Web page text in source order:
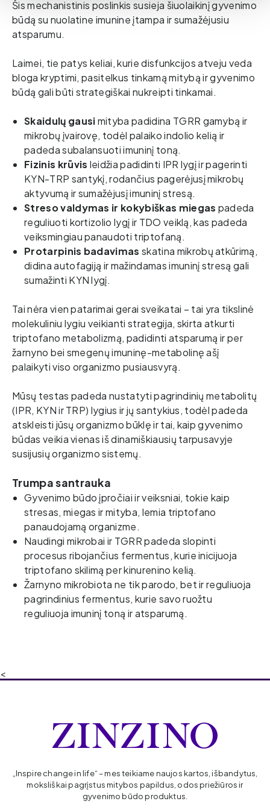
Šis mechanistinis poslinkis susieja šiuolaikinį gyvenimo
būdą su nuolatine imunine įtampa ir sumažėjusiu
atsparumu.
Laimei, tie patys keliai, kurie disfunkcijos atveju veda
bloga kryptimi, pasitelkus tinkamą mitybą ir gyvenimo
būdą gali būti strategiškai nukreipti tinkamai.
Skaidulų gausi mityba padidina TGRR gamybą ir
mikrobų įvairovę, todėl palaiko indolio kelią ir
padeda subalansuoti imuninį toną.
Fizinis krūvis leidžia padidinti IPR lygį ir pagerinti
KYN-TRP santykį, rodančius pagerėjusį mikrobų
aktyvumą ir sumažėjusį imuninį stresą.
Streso valdymas ir kokybiškas miegas padeda
reguliuoti kortizolio lygį ir TDO veiklą, kas padeda
veiksmingiau panaudoti triptofaną.
Protarpinis badavimas skatina mikrobų atkūrimą,
didina autofagiją ir mažindamas imuninį stresą gali
sumažinti KYN lygį.
Tai nėra vien patarimai gerai sveikatai – tai yra tikslinė
molekuliniu lygiu veikianti strategija, skirta atkurti
triptofano metabolizmą, padidinti atsparumą ir per
žarnyno bei smegenų imuninę-metabolinę ašį
palaikyti viso organizmo pusiausvyrą.
Mūsų testas padeda nustatyti pagrindinių metabolitų
(IPR, KYN ir TRP) lygius ir jų santykius, todėl padeda
atskleisti jūsų organizmo būklę ir tai, kaip gyvenimo
būdas veikia vienas iš dinamiškiausių tarpusavyje
susijusių organizmo sistemų.
Trumpa santrauka
Gyvenimo būdo įpročiai ir veiksniai, tokie kaip
stresas, miegas ir mityba, lemia triptofano
panaudojamą organizme.
Naudingi mikrobai ir TGRR padeda slopinti
procesus ribojančius fermentus, kurie inicijuoja
triptofano skilimą per kinurenino kelią.
Žarnyno mikrobiota ne tik parodo, bet ir reguliuoja
pagrindinius fermentus, kurie savo ruožtu
reguliuoja imuninį toną ir atsparumą.
<
„Inspire change in life“ – mes teikiame naujos kartos, išbandytus,
moksliškai pagrįstus mitybos papildus, odos priežiūros ir
gyvenimo būdo produktus.